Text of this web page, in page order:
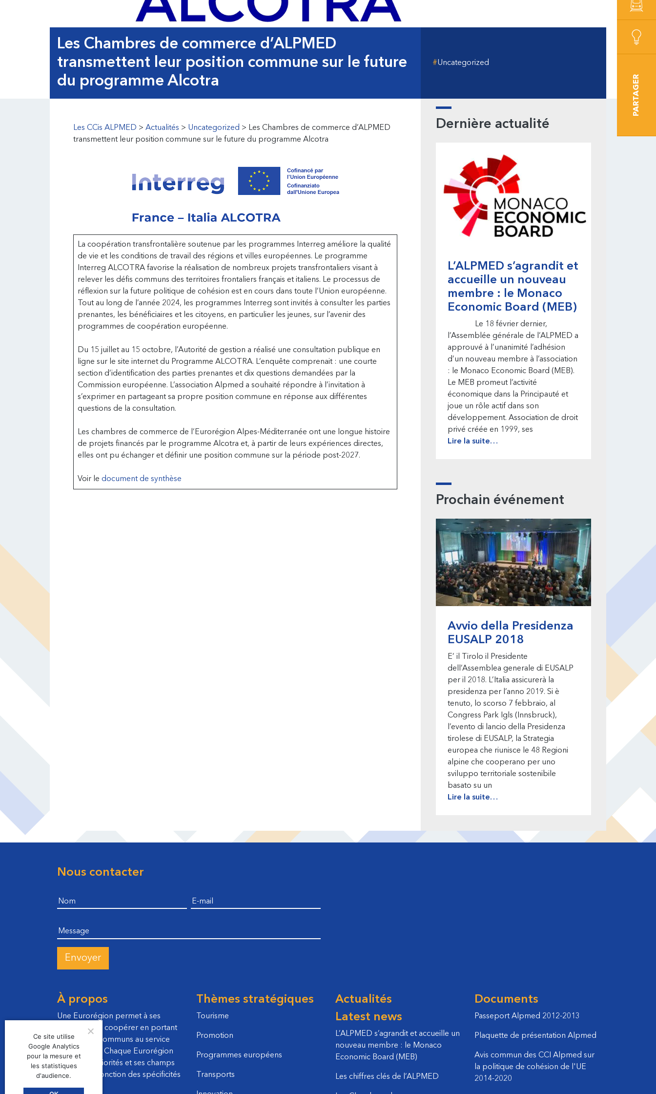
PARTAGER
Les Chambres de commerce d’ALPMED
transmettent leur position commune sur le future
du programme Alcotra
Uncategorized
Les CCis ALPMED > Actualités > Uncategorized > Les Chambres de commerce d’ALPMED
transmettent leur position commune sur le future du programme Alcotra
La coopération transfrontalière soutenue par les programmes Interreg améliore la qualité
de vie et les conditions de travail des régions et villes européennes. Le programme
Interreg ALCOTRA favorise la réalisation de nombreux projets transfrontaliers visant à
relever les défis communs des territoires frontaliers français et italiens. Le processus de
réflexion sur la future politique de cohésion est en cours dans toute l’Union européenne.
Tout au long de l’année 2024, les programmes Interreg sont invités à consulter les parties
prenantes, les bénéficiaires et les citoyens, en particulier les jeunes, sur l’avenir des
programmes de coopération européenne.
Du 15 juillet au 15 octobre, l’Autorité de gestion a réalisé une consultation publique en
ligne sur le site internet du Programme ALCOTRA. L’enquête comprenait : une courte
section d’identification des parties prenantes et dix questions demandées par la
Commission européenne. L’association Alpmed a souhaité répondre à l’invitation à
s’exprimer en partageant sa propre position commune en réponse aux différentes
questions de la consultation.
Les chambres de commerce de l’Eurorégion Alpes-Méditerranée ont une longue histoire
de projets financés par le programme Alcotra et, à partir de leurs expériences directes,
elles ont pu échanger et définir une position commune sur la période post-2027.
Voir le document de synthèse
Barre
latérale
Dernière actualité
L’ALPMED s’agrandit et
accueille un nouveau
membre : le Monaco
Economic Board (MEB)
Le 18 février dernier,
l’Assemblée générale de l’ALPMED a
approuvé à l’unanimité l’adhésion
d’un nouveau membre à l’association
: le Monaco Economic Board (MEB).
Le MEB promeut l’activité
économique dans la Principauté et
joue un rôle actif dans son
développement. Association de droit
privé créée en 1999, ses
Lire la suite…
Prochain événement
Avvio della Presidenza
EUSALP 2018
E’ il Tirolo il Presidente
dell’Assemblea generale di EUSALP
per il 2018. L’Italia assicurerà la
presidenza per l’anno 2019. Si è
tenuto, lo scorso 7 febbraio, al
Congress Park Igls (Innsbruck),
l’evento di lancio della Presidenza
tirolese di EUSALP, la Strategia
europea che riunisce le 48 Regioni
alpine che cooperano per uno
sviluppo territoriale sostenibile
basato su un
Lire la suite…
Nous contacter
À propos
Une Eurorégion permet à ses
membres de coopérer en portant
des projets communs au service
des citoyens. Chaque Eurorégion
définit ses priorités et ses champs
d’action en fonction des spécificités
du territoire.
Thèmes stratégiques
Tourisme
Promotion
Programmes européens
Transports
Actualités
Latest news
L’ALPMED s’agrandit et accueille un
nouveau membre : le Monaco
Economic Board (MEB)
Les chiffres clés de l’ALPMED
Documents
Passeport Alpmed 2012-2013
Plaquette de présentation Alpmed
Avis commun des CCI Alpmed sur
la politique de cohésion de l'UE
2014-2020
Ce site utilise
Google Analytics
pour la mesure et
les statistiques
d'audience.